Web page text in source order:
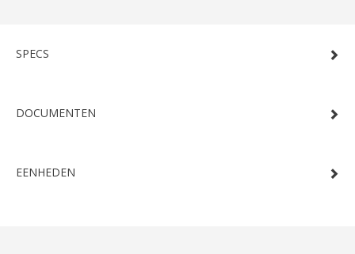
SPECS
DOCUMENTEN
EENHEDEN